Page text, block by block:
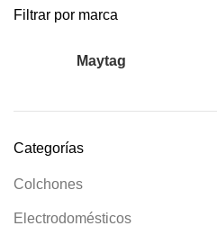
Filtrar por marca
Maytag
Categorías
Colchones
Electrodomésticos